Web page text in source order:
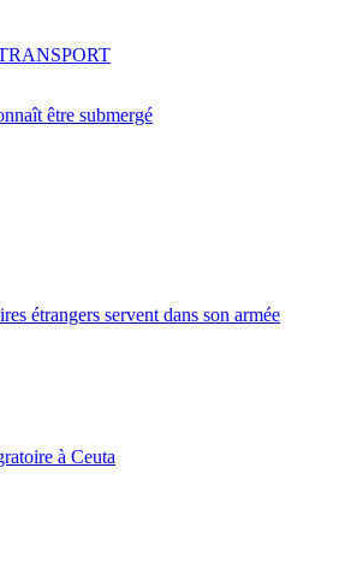
être submergé
étrangers servent dans son armée
à Ceuta